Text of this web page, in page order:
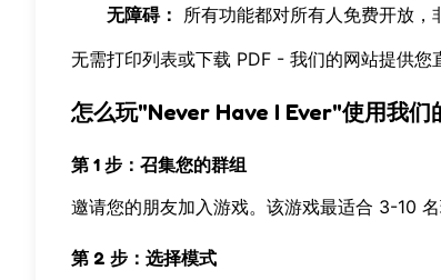
无障碍：
所有功能都对所有人免费开放，
无需打印列表或下载 PDF - 我们的网站提供您
怎么玩"Never Have I Ever"使用我们
第 1 步：召集您的群组
邀请您的朋友加入游戏。该游戏最适合 3-10
第 2 步：选择模式